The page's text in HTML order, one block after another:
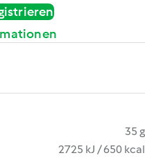
35 g
2725 kJ / 650 kcal